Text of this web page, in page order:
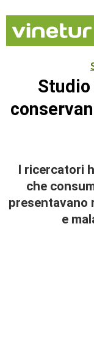
I ricercatori
che
presentavano
e